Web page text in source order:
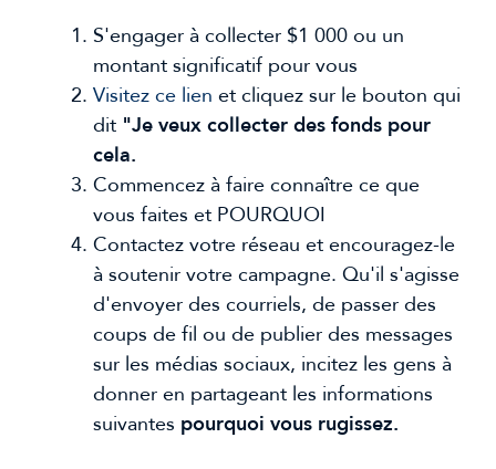
S'engager à collecter $1 000 ou un
montant significatif pour vous
Visitez ce lien et cliquez sur le bouton qui
dit "Je veux collecter des fonds pour
cela.
Commencez à faire connaître ce que
vous faites et POURQUOI
Contactez votre réseau et encouragez-le
à soutenir votre campagne. Qu'il s'agisse
d'envoyer des courriels, de passer des
coups de fil ou de publier des messages
sur les médias sociaux, incitez les gens à
donner en partageant les informations
suivantes pourquoi vous rugissez.